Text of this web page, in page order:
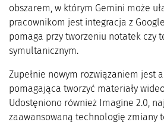
obszarem, w którym Gemini może
pracownikom jest integracja z
pomaga przy tworzeniu notatek czy
symultanicznym.
Zupełnie nowym rozwiązaniem jest
pomagająca tworzyć materiały
Udostęniono również Imagine 2.0,
zaawansowaną technologię zmiany